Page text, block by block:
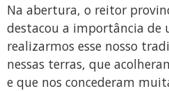
Na abertura, o reitor
destacou a importância de
realizarmos esse nosso
nessas terras, que
e que nos concederam